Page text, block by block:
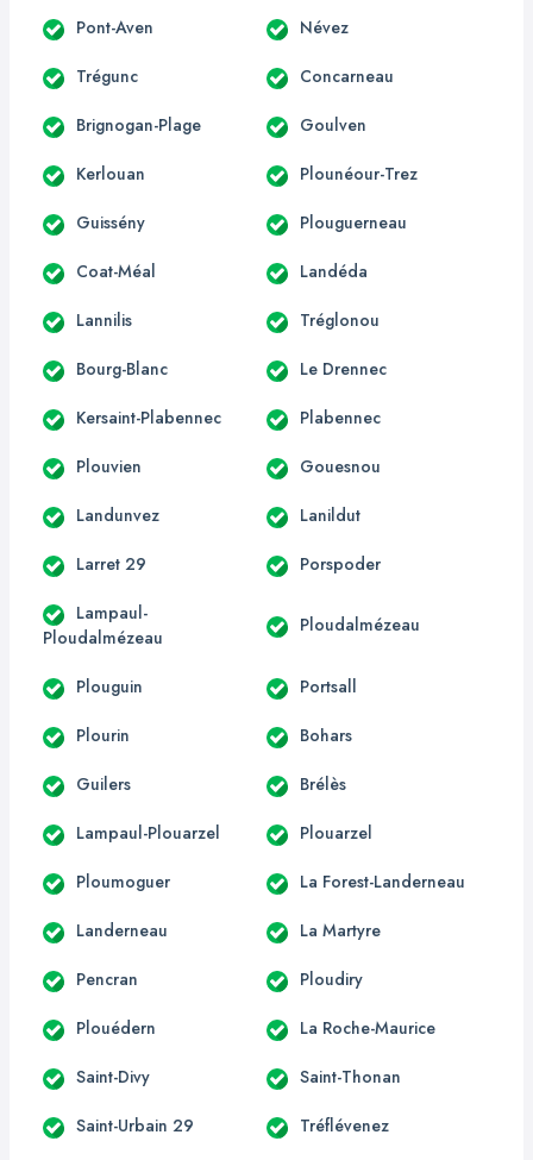
Pont-Aven Névez
Trégunc Concarneau
Brignogan-Plage Goulven
Kerlouan Plounéour-Trez
Guissény Plouguerneau
Coat-Méal Landéda
Lannilis Tréglonou
Bourg-Blanc Le Drennec
Kersaint-Plabennec Plabennec
Plouvien Gouesnou
Landunvez Lanildut
Larret 29 Porspoder
Lampaul-
Ploudalmézeau
Ploudalmézeau
Plouguin Portsall
Plourin Bohars
Guilers Brélès
Lampaul-Plouarzel Plouarzel
Ploumoguer La Forest-Landerneau
Landerneau La Martyre
Pencran Ploudiry
Plouédern La Roche-Maurice
Saint-Divy Saint-Thonan
Saint-Urbain 29 Tréflévenez